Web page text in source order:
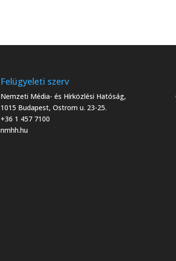
Felügyeleti szerv
Nemzeti Média- és Hírközlési Hatóság,
1015 Budapest, Ostrom u. 23-25.
+36 1 457 7100
nmhh.hu